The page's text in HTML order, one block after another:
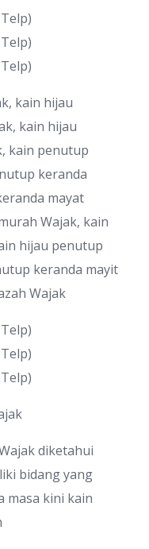
kain hijau
kain hijau
kain penutup
keranda
mayat
Wajak, kain
hijau penutup
keranda mayit
Wajak
diketahui
bidang yang
masa kini kain